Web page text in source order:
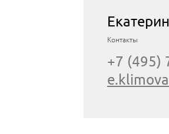
Контакты
+7 (495)